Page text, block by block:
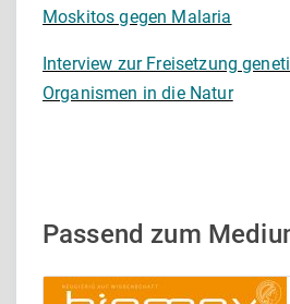
Moskitos gegen Malaria
Interview zur Freisetzung
Organismen in die Natur
Passend zum